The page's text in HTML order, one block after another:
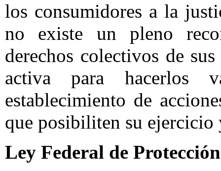
los consumidores a la
no existe un pleno
derechos colectivos de
activa para
establecimiento de
que posibiliten su ejercicio
Ley Federal de